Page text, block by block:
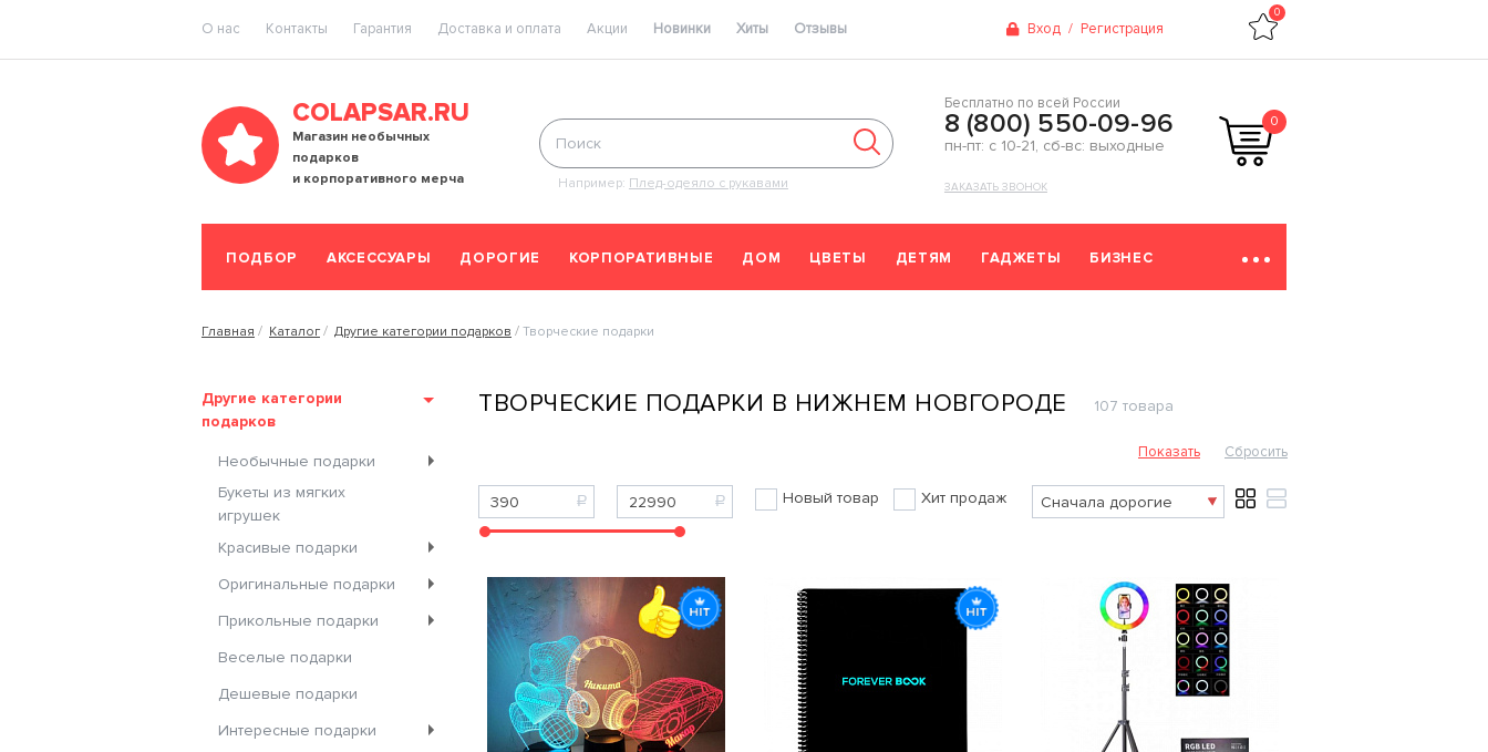
O нас Контакты Гарантия Доставка и оплата Акции Новинки Хиты Отзывы Вход / Регистрация
0
COLAPSAR.RU
Магазин необычных
подарков
и корпоративного мерча
Например: Плед-одеяло с рукавами
Бесплатно по всей России
8 (800) 550-09-96
пн-пт: с 10-21, сб-вс: выходные
ЗАКАЗАТЬ ЗВОНОК
0
ПОДБОР АКСЕССУАРЫ ДОРОГИЕ КОРПОРАТИВНЫЕ ДОМ ЦВЕТЫ ДЕТЯМ ГАДЖЕТЫ БИЗНЕС
Главная Каталог Другие категории подарков Творческие подарки
Другие категории
подарков
Необычные подарки
Букеты из мягких
игрушек
Красивые подарки
Оригинальные подарки
Прикольные подарки
Веселые подарки
Дешевые подарки
Интересные подарки
ТВОРЧЕСКИЕ ПОДАРКИ В НИЖНЕМ НОВГОРОДЕ 107 товара
Новый товар Хит продаж